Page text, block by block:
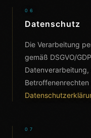
06
Datenschutz
Die Verarbeitung
gemäß DSGVO/
07